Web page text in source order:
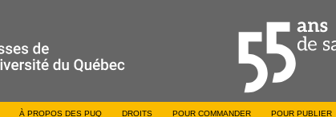
À PROPOS DES PUQ DROITS POUR COMMANDER POUR PUBLIER